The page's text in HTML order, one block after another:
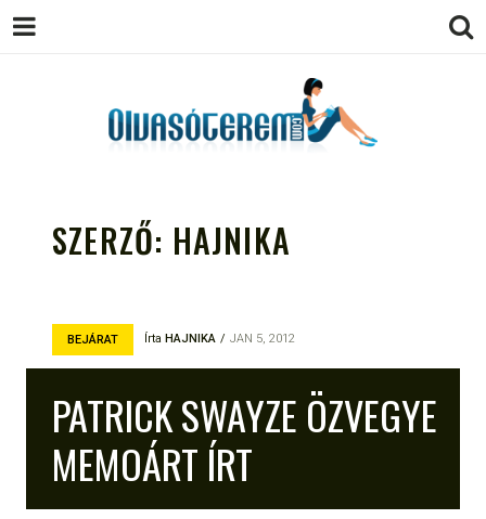
EGÉSZSÉGES OLVASÁS
TÁMOGATÓJA
SZERZŐ: HAJNIKA
BEJÁRAT Írta HAJNIKA JAN 5, 2012
PATRICK SWAYZE ÖZVEGYE
MEMOÁRT ÍRT